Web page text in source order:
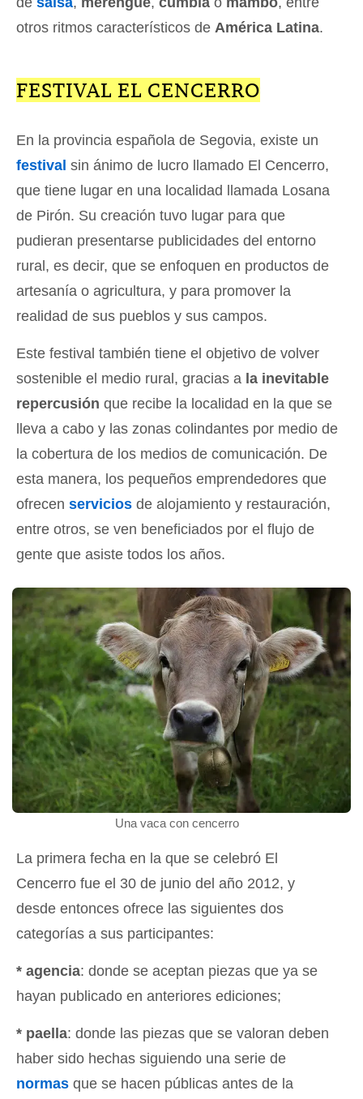
otros ritmos característicos de América Latina.
FESTIVAL EL CENCERRO
En la provincia española de Segovia, existe un
festival sin ánimo de lucro llamado El Cencerro,
que tiene lugar en una localidad llamada Losana
de Pirón. Su creación tuvo lugar para que
pudieran presentarse publicidades del entorno
rural, es decir, que se enfoquen en productos de
artesanía o agricultura, y para promover la
realidad de sus pueblos y sus campos.
Este festival también tiene el objetivo de volver
sostenible el medio rural, gracias a la inevitable
repercusión que recibe la localidad en la que se
lleva a cabo y las zonas colindantes por medio de
la cobertura de los medios de comunicación. De
esta manera, los pequeños emprendedores que
ofrecen servicios de alojamiento y restauración,
entre otros, se ven beneficiados por el flujo de
gente que asiste todos los años.
Una vaca con cencerro
La primera fecha en la que se celebró El
Cencerro fue el 30 de junio del año 2012, y
desde entonces ofrece las siguientes dos
categorías a sus participantes:
* agencia: donde se aceptan piezas que ya se
hayan publicado en anteriores ediciones;
* paella: donde las piezas que se valoran deben
haber sido hechas siguiendo una serie de
normas que se hacen públicas antes de la